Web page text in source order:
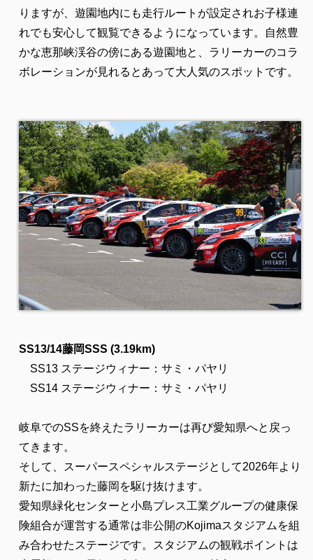
りますが、遊園地内にも走行ルートが設定されお子様連
れでも安心して観覧できるようになっています。自然豊
かな恵那峡渓谷の傍にある遊園地と、ラリーカーのコラ
ボレーションが見れるとあって大人気のスポットです。
SS13/14藤岡SSS (3.19km)
SS13 ステージウィナー：サミ・パヤリ
SS14 ステージウィナー：サミ・パヤリ
岐阜でのSSを終えたラリーカーは再び愛知県へと戻っ
てきます。
そして、スーパースペシャルステージとして2026年より
新たに加わった藤岡を駆け抜けます。
愛知県緑化センターと小島プレス工業グループの健康保
険組合が運営する通常は非公開のKojimaスタジアムを組
み合わせたステージです。スタジアムの観戦ポイントは